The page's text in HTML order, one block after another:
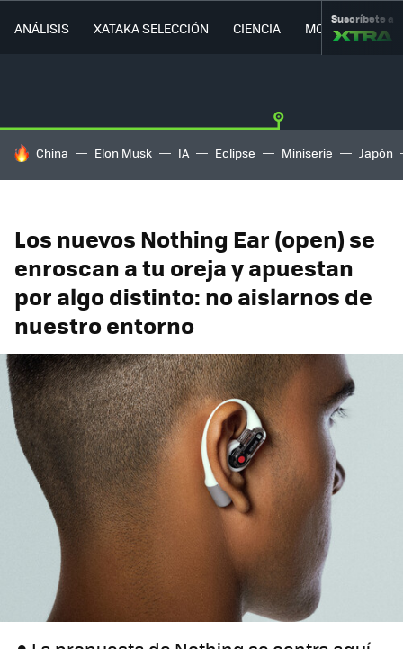
ANÁLISIS XATAKA SELECCIÓN CIENCIA MOVILIDAD
Suscríbete a
HOY SE HABLA DE
China Elon Musk IA Eclipse Miniserie Japón
Los nuevos Nothing Ear (open) se
enroscan a tu oreja y apuestan
por algo distinto: no aislarnos de
nuestro entorno